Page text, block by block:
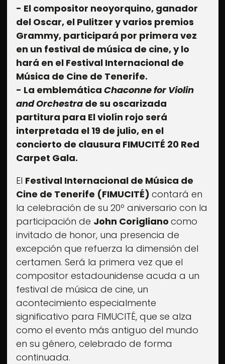
- El compositor neoyorquino, ganador
del Oscar, el Pulitzer y varios premios
Grammy, participará por primera vez
en un festival de música de cine, y lo
hará en el Festival Internacional de
Música de Cine de Tenerife.
- La emblemática Chaconne for Violin
and Orchestrade su oscarizada
partitura para El violín rojo será
interpretada el 19 de julio, en el
concierto de clausura FIMUCITÉ 20 Red
Carpet Gala.
El Festival Internacional de Música de
Cine de Tenerife (FIMUCITÉ) contará en
la celebración de su 20º aniversario con la
participación de John Corigliano como
invitado de honor, una presencia de
excepción que refuerza la dimensión del
certamen. Será la primera vez que el
compositor estadounidense acuda a un
festival de música de cine, un
acontecimiento especialmente
significativo para FIMUCITÉ, que se alza
como el evento más antiguo del mundo
en su género, celebrado de forma
continuada.